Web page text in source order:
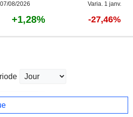
08/2026 Varia. 1 janv.
+1,28% -27,46%